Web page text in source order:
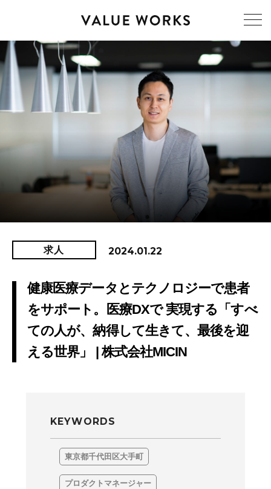
求人 2024.01.22
健康医療データとテクノロジーで患者
をサポート。医療DXで 実現する「すべ
ての人が、納得して生きて、最後を迎
える世界」 | 株式会社MICIN
KEYWORDS
東京都千代田区大手町
プロダクトマネージャー